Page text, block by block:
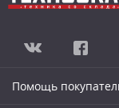
Помощь